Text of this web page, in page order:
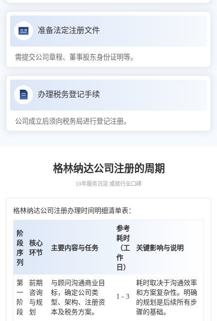
准备法定注册文件
需提交公司章程、董事股东身份证明等。
办理税务登记手续
公司成立后须向税务局进行登记注册。
格林纳达公司注册的周期
10年服务沉淀 成就行业口碑
格林纳达公司注册办理时间明细清单表：
阶
段
序
列
核心
环节
主要内容与任务
参考
耗时
（工
作
日）
关键影响与说明
第
一
阶
段
前期
咨询
与规
划
与顾问沟通商业目
标，确定公司类
型、架构、注册资
本及税务方案。
1 - 3
耗时取决于沟通效率
和方案复杂性。明确
的规划是后续所有步
骤的基础。